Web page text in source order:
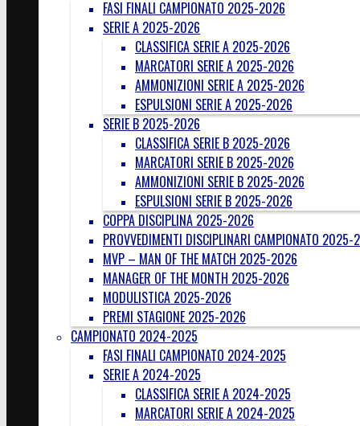
FASI FINALI CAMPIONATO 2025-2026
SERIE A 2025-2026
CLASSIFICA SERIE A 2025-2026
MARCATORI SERIE A 2025-2026
AMMONIZIONI SERIE A 2025-2026
ESPULSIONI SERIE A 2025-2026
SERIE B 2025-2026
CLASSIFICA SERIE B 2025-2026
MARCATORI SERIE B 2025-2026
AMMONIZIONI SERIE B 2025-2026
ESPULSIONI SERIE B 2025-2026
COPPA DISCIPLINA 2025-2026
PROVVEDIMENTI DISCIPLINARI CAMPIONATO
MVP – MAN OF THE MATCH 2025-2026
MANAGER OF THE MONTH 2025-2026
MODULISTICA 2025-2026
PREMI STAGIONE 2025-2026
CAMPIONATO 2024-2025
FASI FINALI CAMPIONATO 2024-2025
SERIE A 2024-2025
CLASSIFICA SERIE A 2024-2025
MARCATORI SERIE A 2024-2025